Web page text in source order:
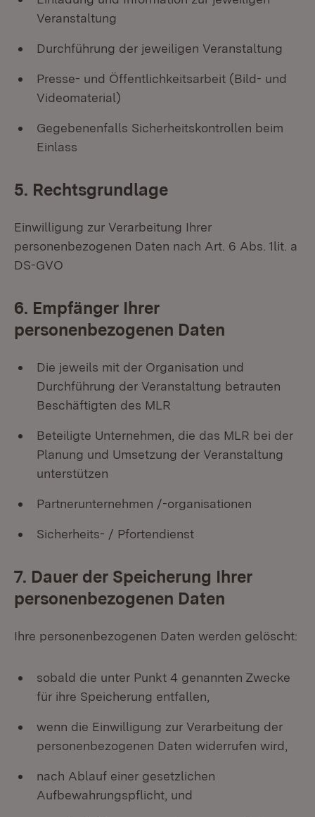
Veranstaltung
Durchführung der jeweiligen Veranstaltung
Presse- und Öffentlichkeitsarbeit (Bild- und
Videomaterial)
Gegebenenfalls Sicherheitskontrollen beim
Einlass
5. Rechtsgrundlage
Einwilligung zur Verarbeitung Ihrer
personenbezogenen Daten nach Art. 6 Abs. 1lit. a
DS-GVO
6. Empfänger Ihrer
personenbezogenen Daten
Die jeweils mit der Organisation und
Durchführung der Veranstaltung betrauten
Beschäftigten des MLR
Beteiligte Unternehmen, die das MLR bei der
Planung und Umsetzung der Veranstaltung
unterstützen
Partnerunternehmen /-organisationen
Sicherheits- / Pfortendienst
7. Dauer der Speicherung Ihrer
personenbezogenen Daten
Ihre personenbezogenen Daten werden gelöscht:
sobald die unter Punkt 4 genannten Zwecke
für ihre Speicherung entfallen,
wenn die Einwilligung zur Verarbeitung der
personenbezogenen Daten widerrufen wird,
nach Ablauf einer gesetzlichen
Aufbewahrungspflicht, und